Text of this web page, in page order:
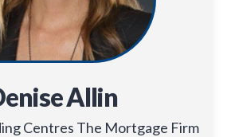
Allin
Centres The Mortgage Firm